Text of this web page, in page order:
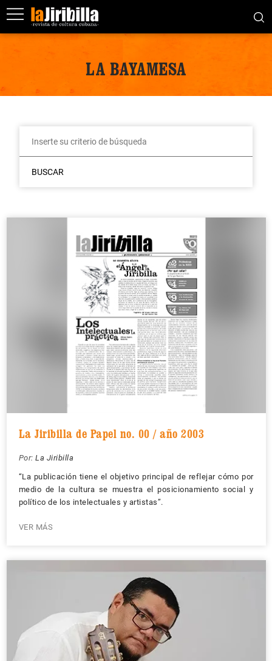
LA BAYAMESA
BUSCAR
La Jiribilla de Papel no. 00 / año 2003
Por: La Jiribilla
“La publicación tiene el objetivo principal de reflejar cómo por
medio de la cultura se muestra el posicionamiento social y
político de los intelectuales y artistas”.
VER MÁS